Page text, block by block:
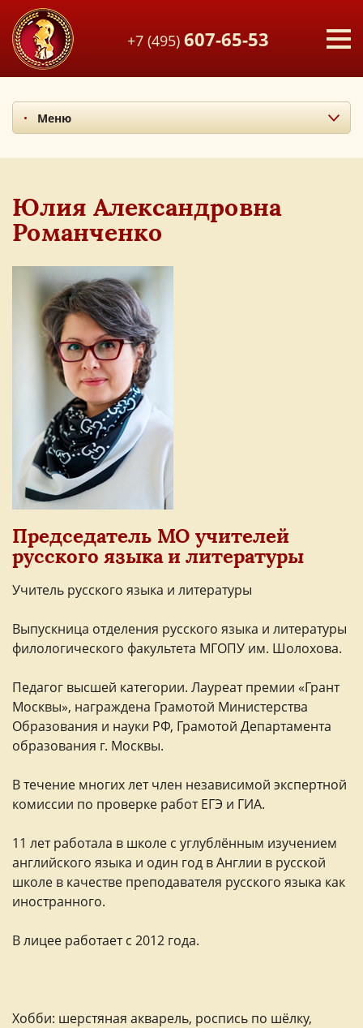
+7 (495) 607-65-53
Меню
Наши учителя
Экскурсия по лицею
Фотоальбом
Мы в СМИ
Юлия Александровна
Романченко
Председатель МО учителей
русского языка и литературы
Учитель русского языка и литературы
Выпускница отделения русского языка и литературы
филологического факультета МГОПУ им. Шолохова.
Педагог высшей категории. Лауреат премии «Грант
Москвы», награждена Грамотой Министерства
Образования и науки РФ, Грамотой Департамента
образования г. Москвы.
В течение многих лет член независимой экспертной
комиссии по проверке работ ЕГЭ и ГИА.
11 лет работала в школе с углублённым изучением
английского языка и один год в Англии в русской
школе в качестве преподавателя русского языка как
иностранного.
В лицее работает с 2012 года.
Хобби: шерстяная акварель, роспись по шёлку,